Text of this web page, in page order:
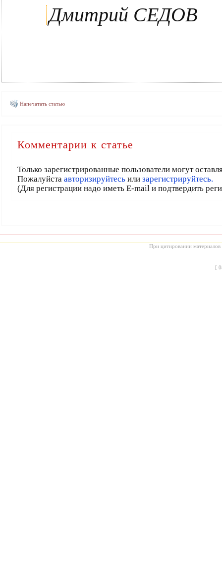
Дмитрий СЕДОВ
Напечатать статью
Комментарии к статье
Только зарегистрированные пользователи могут
Пожалуйста авторизируйтесьили зарегистрируйтесь.
(Для регистрации надо иметь E-mail и подтвердить
При цитировании материалов
[